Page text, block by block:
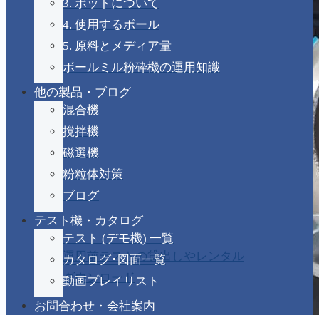
3. ポットについて
4. 使用するボール
5. 原料とメディア量
ボールミル粉砕機の運用知識
他の製品・ブログ
混合機
撹拌機
磁選機
粉粒体対策
ブログ
テスト機・カタログ
テスト (デモ機) 一覧
運用前テストの貸出しやレンタル
カタログ･図面一覧
ダウンロード
動画プレイリスト
お問合わせ・会社案内